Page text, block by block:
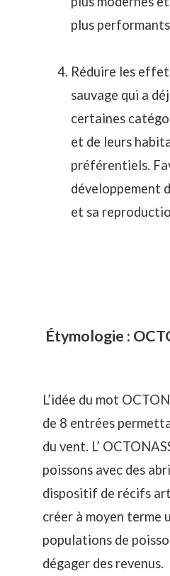
plus
Réduire les
sauvage qui a
certaines
et de leurs
préférentiels.
développement
et sa
Étymologie :
L’idée du mot
de 8 entrées
du vent. L’
poissons avec des
dispositif de récifs
créer à moyen terme
populations de
dégager des revenus.